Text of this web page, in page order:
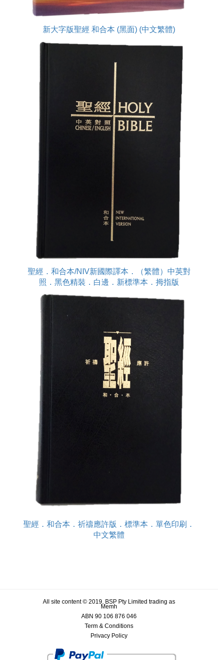
新大字版聖經 和合本 (黑面) (中文繁體)
聖經．和合本/NIV新國際譯本．（繁體）中英對
照．黑色精裝．白邊．新標準本．拇指版
聖經．和合本．祈禱應許版．標準本．單色印刷．
中文繁體
All site content © 2019, BSP Pty Limited trading as
Memh
ABN 90 106 876 046
Term & Conditions
Privacy Policy